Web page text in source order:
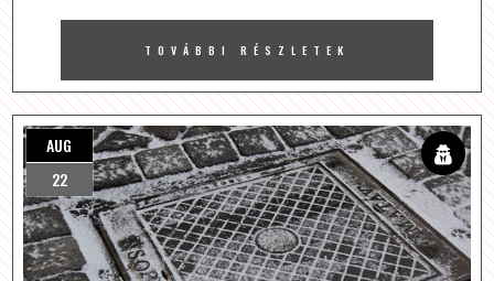
TOVÁBBI RÉSZLETEK
AUG
22